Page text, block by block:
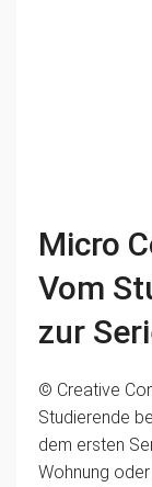
Micro
Vom
zur
© Creative
Studierende
dem ersten
Wohnung